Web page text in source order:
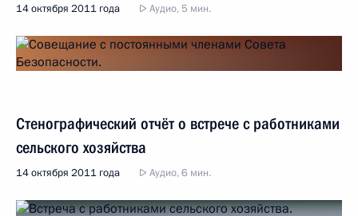
14 октября 2011 года Аудио, 5 мин.
Стенографический отчёт о встрече с работниками
сельского хозяйства
14 октября 2011 года Аудио, 6 мин.